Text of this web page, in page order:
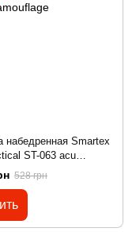
набедренная Smartex
ST-063 acu
528 грн